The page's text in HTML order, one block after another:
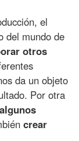
el
del mundo de
otros
da un objeto
Por otra
crear